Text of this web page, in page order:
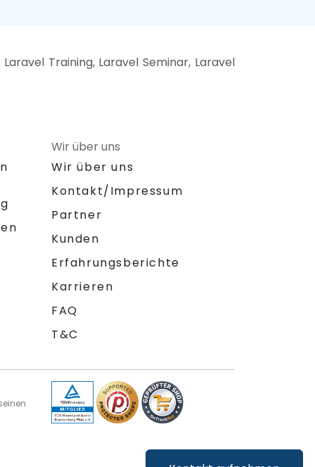
Training, Laravel Seminar, Laravel
Wir über uns
Wir über uns
Kontakt/Impressum
Partner
Kunden
Erfahrungsberichte
Karrieren
FAQ
T&C